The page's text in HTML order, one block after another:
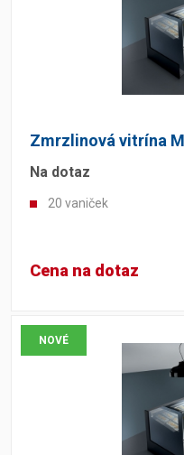
Zmrzlinová vitrína
Na dotaz
20 vaniček
Cena na dotaz
NOVÉ